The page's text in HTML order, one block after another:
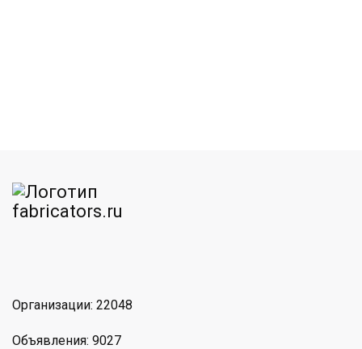
Организации: 22048
Объявления: 9027